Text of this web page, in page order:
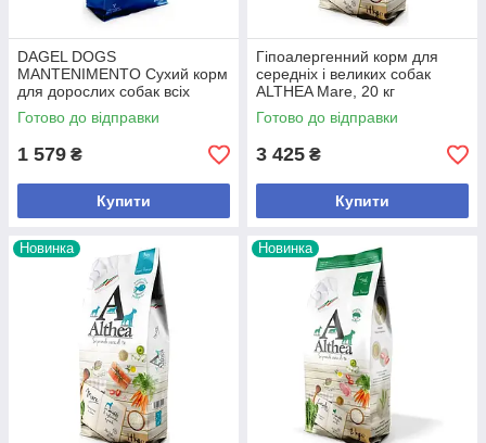
DAGEL DOGS
MANTENIMENTO Сухий корм
для дорослих собак всіх
порід. 20 кг
Готово до відправки
1 579 ₴
Купити
Гіпоалергенний корм для
середніх і великих собак
ALTHEA Mare, 20 кг
Готово до відправки
3 425 ₴
Купити
Новинка Новинка